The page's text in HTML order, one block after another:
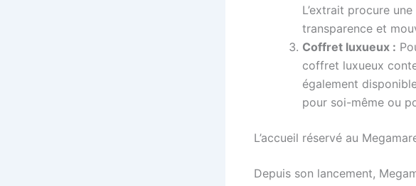
L’extrait procure
transparence et
Coffret luxueux :
coffret luxueux
également
pour soi-même ou
L’accueil réservé au
Depuis son lancement,